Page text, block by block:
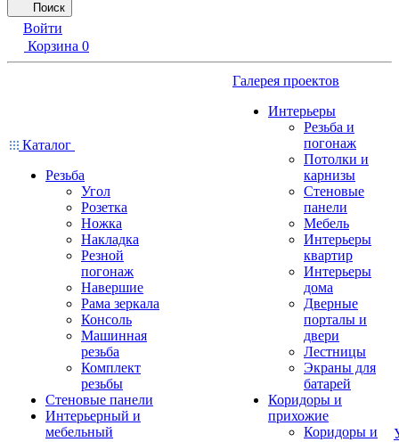
Поиск
Войти
Корзина 0
Каталог
Резьба
Угол
Розетка
Ножка
Накладка
Резной
погонаж
Навершие
Рама зеркала
Консоль
Машинная
резьба
Комплект
резьбы
Стеновые панели
Интерьерный и
мебельный
Галерея проектов
Интерьеры
Резьба и
погонаж
Потолки и
карнизы
Стеновые
панели
Мебель
Интерьеры
квартир
Интерьеры
дома
Дверные
порталы и
двери
Лестницы
Экраны для
батарей
Коридоры и
прихожие
Коридоры и